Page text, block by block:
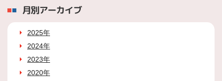
月別アーカイブ
2025年
2024年
2023年
2020年